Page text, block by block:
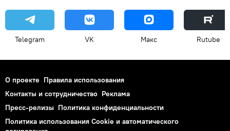
Telegram VK Макс Rutube
О проекте Правила использования
Контакты и сотрудничество Реклама
Пресс-релизы Политика конфиденциальности
Политика использования Cookie и автоматического